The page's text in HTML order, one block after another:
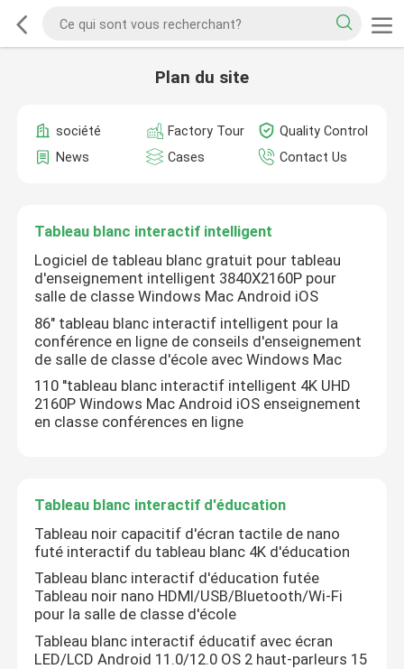
Plan du site
société Factory Tour
Quality Control
News
Cases Contact Us
Tableau blanc interactif intelligent
Logiciel de tableau blanc gratuit pour tableau
d'enseignement intelligent 3840X2160P pour
salle de classe Windows Mac Android iOS
86" tableau blanc interactif intelligent pour la
conférence en ligne de conseils d'enseignement
de salle de classe d'école avec Windows Mac
110 ''tableau blanc interactif intelligent 4K UHD
2160P Windows Mac Android iOS enseignement
en classe conférences en ligne
Tableau blanc interactif d'éducation
Tableau noir capacitif d'écran tactile de nano
futé interactif du tableau blanc 4K d'éducation
Tableau blanc interactif d'éducation futée
Tableau noir nano HDMI/USB/Bluetooth/Wi-Fi
pour la salle de classe d'école
Tableau blanc interactif éducatif avec écran
LED/LCD Android 11.0/12.0 OS 2 haut-parleurs 15